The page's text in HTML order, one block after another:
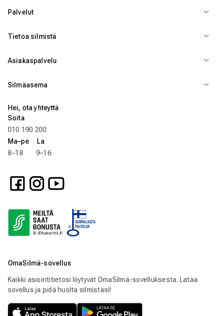
Palvelut
Tietoa silmistä
Asiakaspalvelu
Silmäasema
Hei, ota yhteyttä
Soita
010 190 200
Ma–pe La
8–18 9–16
OmaSilmä-sovellus
Kaikki asiointitietosi löytyvät OmaSilmä-sovelluksesta. Lataa
sovellus ja pidä huolta silmistäsi!